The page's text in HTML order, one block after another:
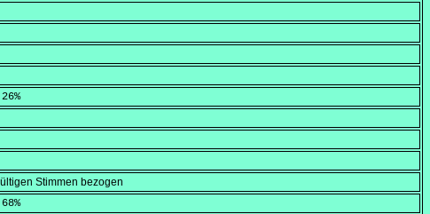
%
Stimmen bezogen
%